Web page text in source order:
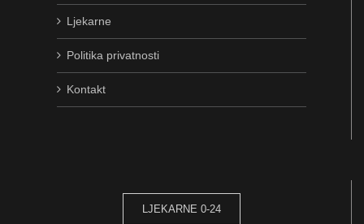
Ljekarne
Politika privatnosti
Kontakt
LJEKARNE 0-24